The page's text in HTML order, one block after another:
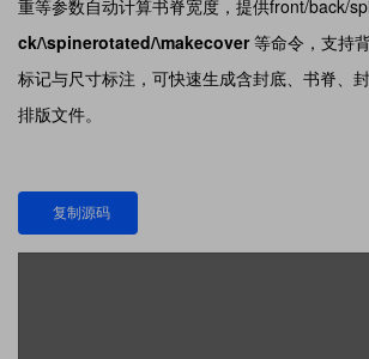
重等参数自动计算书脊宽度，提供front/back/
ck/\spinerotated/\makecover等命令，支持
标记与尺寸标注，可快速生成含封底、书脊、
排版文件。
复制源码